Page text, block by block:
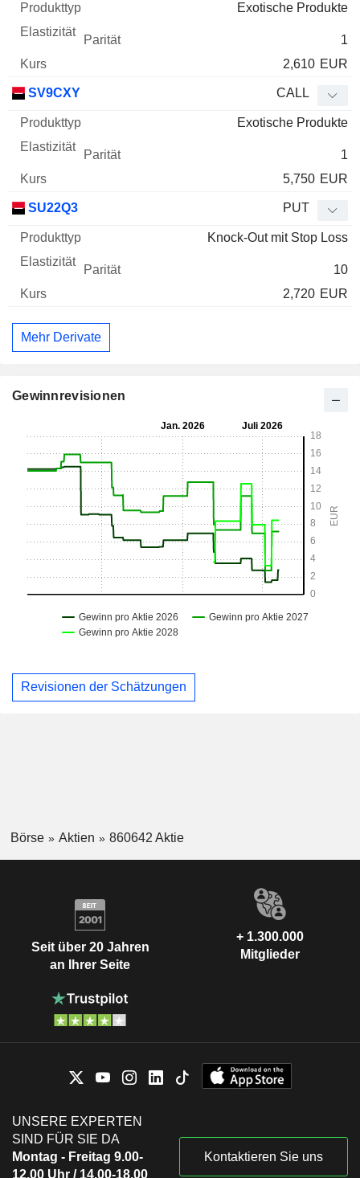
Exotische Produkte
1
2,610 EUR
SV9CXY CALL
Exotische Produkte
1
5,750 EUR
SU22Q3 PUT
Knock-Out mit Stop Loss
10
2,720 EUR
Mehr Derivate
Gewinnrevisionen
Revisionen der Schätzungen
Börse Aktien 860642 Aktie
Seit über 20 Jahren
an Ihrer Seite
+ 1.300.000
Mitglieder
UNSERE EXPERTEN
SIND FÜR SIE DA
Montag - Freitag 9.00-
12.00 Uhr / 14.00-18.00
Kontaktieren Sie uns